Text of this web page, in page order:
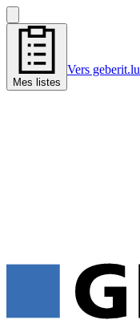
Mes listes
Vers geberit.lu